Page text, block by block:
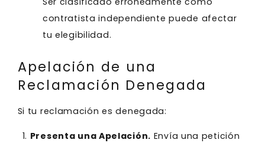
contratista independiente puede afectar
tu elegibilidad.
Apelación de una
Reclamación Denegada
Si tu reclamación es denegada:
Presenta una Apelación. Envía una petición